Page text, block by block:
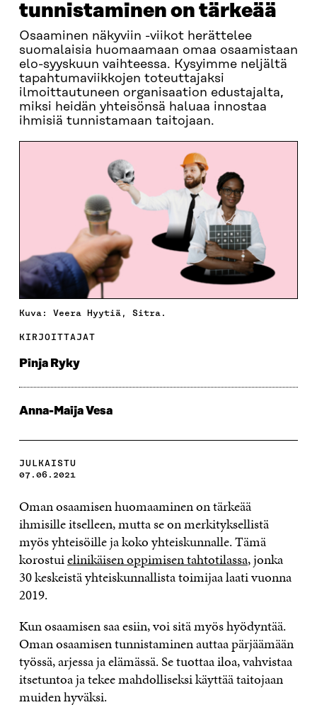
tunnistaminen on tärkeää
Osaaminen näkyviin -viikot herättelee
suomalaisia huomaamaan omaa osaamistaan
elo-syyskuun vaihteessa. Kysyimme neljältä
tapahtumaviikkojen toteuttajaksi
ilmoittautuneen organisaation edustajalta,
miksi heidän yhteisönsä haluaa innostaa
ihmisiä tunnistamaan taitojaan.
Kuva: Veera Hyytiä, Sitra.
KIRJOITTAJAT
Pinja Ryky
Anna-Maija Vesa
JULKAISTU
07.06.2021
Oman osaamisen huomaaminen on tärkeää
ihmisille itselleen, mutta se on merkityksellistä
myös yhteisöille ja koko yhteiskunnalle. Tämä
korostuielinikäisen oppimisen tahtotilassa, jonka
30 keskeistä yhteiskunnallista toimijaa laati vuonna
2019.
Kun osaamisen saa esiin, voi sitä myös hyödyntää.
Oman osaamisen tunnistaminen auttaa pärjäämään
työssä, arjessa ja elämässä. Se tuottaa iloa, vahvistaa
itsetuntoa ja tekee mahdolliseksi käyttää taitojaan
muiden hyväksi.